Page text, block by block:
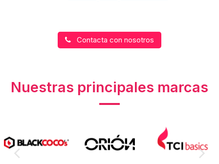
Contacta con nosotros
Nuestras principales marcas